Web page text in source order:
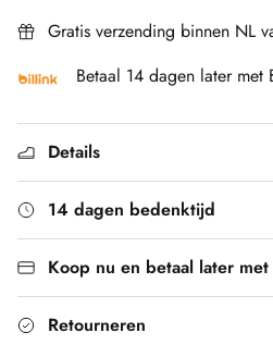
Gratis verzending binnen NL
Betaal 14 dagen later met
Details
14 dagen bedenktijd
Koop nu en betaal later
Retourneren